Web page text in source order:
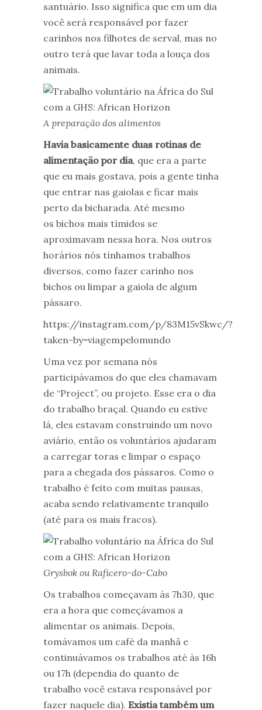
santuário. Isso significa que em um dia
você será responsável por fazer
carinhos nos filhotes de serval, mas no
outro terá que lavar toda a louça dos
animais.
A preparação dos alimentos
Havia basicamente duas rotinas de
alimentação por dia, que era a parte
que eu mais gostava, pois a gente tinha
que entrar nas gaiolas e ficar mais
perto da bicharada. Até mesmo
os bichos mais tímidos se
aproximavam nessa hora. Nos outros
horários nós tínhamos trabalhos
diversos, como fazer carinho nos
bichos ou limpar a gaiola de algum
pássaro.
https://instagram.com/p/83M15vSkwc/?
taken-by=viagempelomundo
Uma vez por semana nós
participávamos do que eles chamavam
de “Project”, ou projeto. Esse era o dia
do trabalho braçal. Quando eu estive
lá, eles estavam construindo um novo
aviário, então os voluntários ajudaram
a carregar toras e limpar o espaço
para a chegada dos pássaros. Como o
trabalho é feito com muitas pausas,
acaba sendo relativamente tranquilo
(até para os mais fracos).
Grysbok ou Raficero-do-Cabo
Os trabalhos começavam às 7h30, que
era a hora que começávamos a
alimentar os animais. Depois,
tomávamos um café da manhã e
continuávamos os trabalhos até às 16h
ou 17h (dependia do quanto de
trabalho você estava responsável por
fazer naquele dia). Existia também um